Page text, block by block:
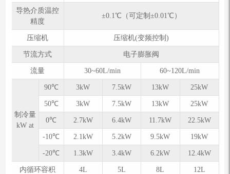
导热介质温控
精度
±0.1℃（可定制±0.01℃）
压缩机 压缩机(变频控制)
节流方式 电子膨胀阀
流量 30~60L/min 60~120L/min
制冷量
kW at
90℃ 3kW 7.5kW 13kW 25kW
50℃ 3kW 7.5kW 13kW 25kW
0℃ 2.7kW 6.4kW 11.7kW 22.5kW
-10℃ 2.1kW 5.2kW 9.5kW 19kW
-20℃ 1.3kW 3.4kW 6.2kW 12.4kW
内循环容积 4L 5L 8L 12L